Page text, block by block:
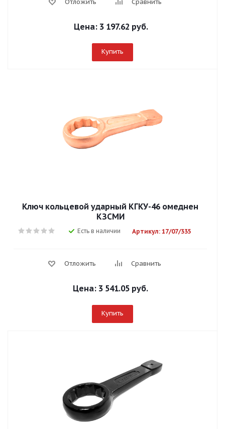
Отложить Сравнить
Цена: 3 197.62 руб.
Купить
Ключ кольцевой ударный КГКУ-46 омеднен
КЗСМИ
Есть в наличии Артикул: 17/07/335
Отложить Сравнить
Цена: 3 541.05 руб.
Купить